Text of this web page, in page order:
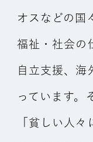
オスなどの国
福祉・社会の
自立支援、海
っています。
「貧しい人